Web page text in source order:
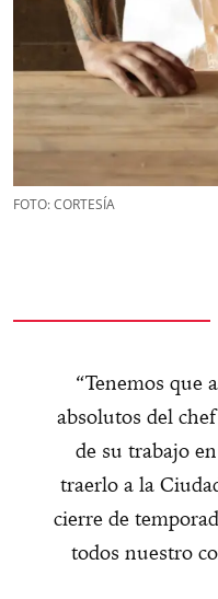
FOTO: CORTESÍA
“Tenemos que
absolutos del
de su trabajo
traerlo a la
cierre de
todos nuestro